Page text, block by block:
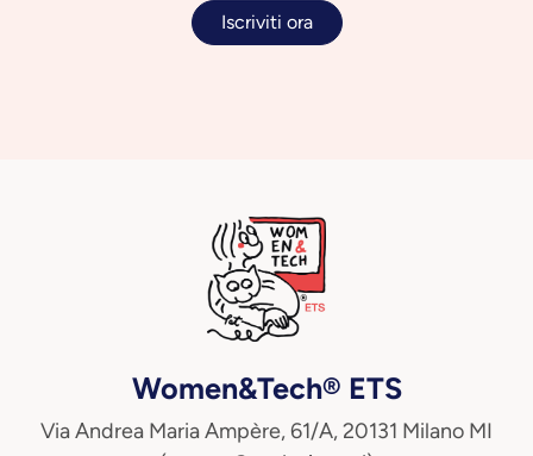
Iscriviti ora
Women&Tech® ETS
Via Andrea Maria Ampère, 61/A, 20131 Milano MI